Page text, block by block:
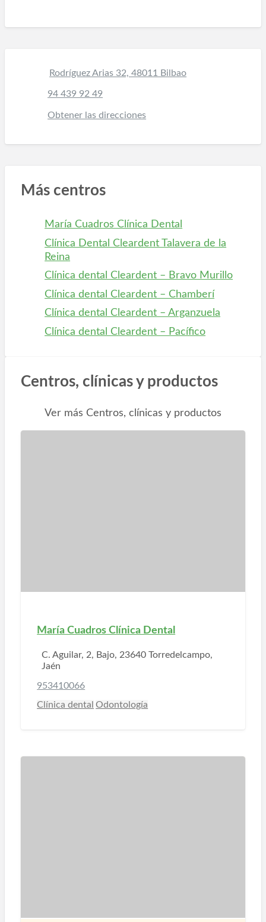
Rodríguez Arias 32, 48011 Bilbao
94 439 92 49
Obtener las direcciones
Más centros
María Cuadros Clínica Dental
Clínica Dental Cleardent Talavera de la
Reina
Clínica dental Cleardent – Bravo Murillo
Clínica dental Cleardent – Chamberí
Clínica dental Cleardent – Arganzuela
Clínica dental Cleardent – Pacífico
Centros, clínicas y productos
Ver más Centros, clínicas y productos
María Cuadros Clínica Dental
C. Aguilar, 2, Bajo, 23640 Torredelcampo,
Jaén
953410066
Clínica dental Odontología